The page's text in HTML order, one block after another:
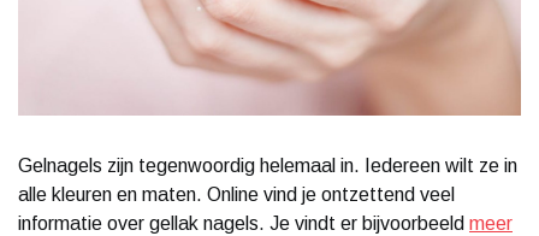
Gelnagels zijn tegenwoordig helemaal in. Iedereen wilt ze in
alle kleuren en maten. Online vind je ontzettend veel
informatie over gellak nagels. Je vindt er bijvoorbeeld meer